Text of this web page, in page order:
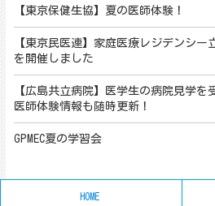
【東京保健生協】夏の医師体験！
【東京民医連】家庭医療レジデンシー
を開催しました
【広島共立病院】医学生の病院見学を
医師体験情報も随時更新！
GPMEC夏の学習会
HOME